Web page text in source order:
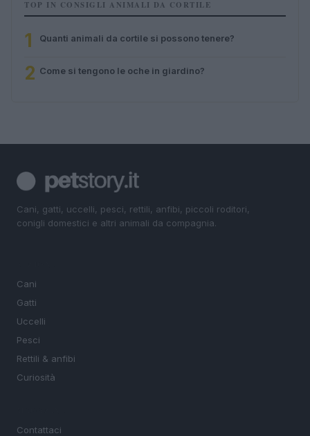
TOP IN CONSIGLI ANIMALI DA CORTILE
1 Quanti animali da cortile si possono tenere?
2 Come si tengono le oche in giardino?
Cani, gatti, uccelli, pesci, rettili, anfibi, piccoli roditori,
conigli domestici e altri animali da compagnia.
Cani
Gatti
Uccelli
Pesci
Rettili & anfibi
Curiosità
Contattaci